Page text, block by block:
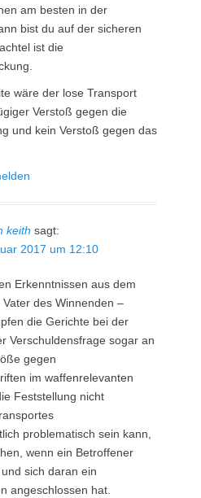
am besten in der
bist du auf der sicheren
ist die
wäre der lose Transport
Verstoß gegen die
und kein Verstoß gegen das
keith sagt:
2017 um 12:10
Erkenntnissen aus dem
des Winnenden –
die Gerichte bei der
Verschuldensfrage sogar an
gegen
im waffenrelevanten
Feststellung nicht
problematisch sein kann,
wenn ein Betroffener
und sich daran ein
angeschlossen hat.